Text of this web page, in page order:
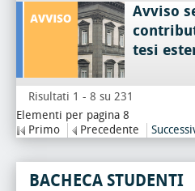
Avviso
tesi
Risultati 1 - 8 su 231
Elementi per pagina 8
Primo
Precedente
BACHECA STUDENTI